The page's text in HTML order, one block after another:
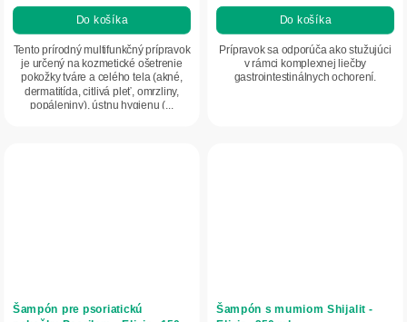
Do košíka
Tento prírodný multifunkčný prípravok
je určený na kozmetické ošetrenie
pokožky tváre a celého tela (akné,
dermatitída, citlivá pleť, omrzliny,
popáleniny), ústnu hygienu (...
Do košíka
Prípravok sa odporúča ako stužujúci
v rámci komplexnej liečby
gastrointestinálnych ochorení.
Šampón pre psoriatickú Šampón s mumiom Shijalit -